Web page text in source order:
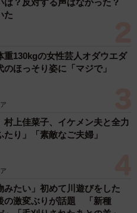
？反対する声はなかった？
た
重130kgの女性芸人オダウエダ
ほっそり姿に「マジで」
村上佳菜子、イケメン夫と全力
り」「素敵なご夫婦」
みたい」初めて川遊びをした
の激変ぶりが話題 「新種